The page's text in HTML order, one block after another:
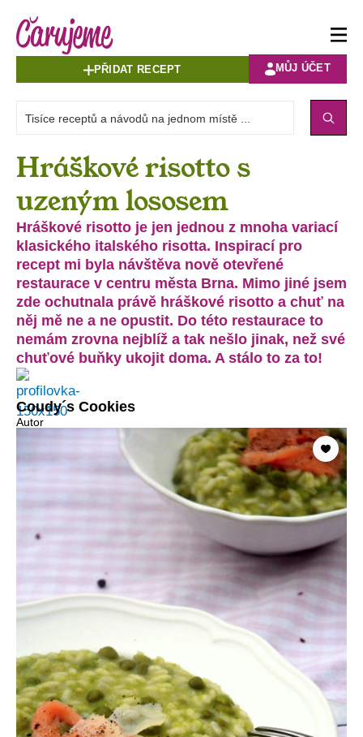
PŘIDAT RECEPT MŮJ ÚČET
Hráškové risotto s
uzeným lososem
Hráškové risotto je jen jednou z mnoha variací
klasického italského risotta. Inspirací pro
recept mi byla návštěva nově otevřené
restaurace v centru města Brna. Mimo jiné jsem
zde ochutnala právě hráškové risotto a chuť na
něj mě ne a ne opustit. Do této restaurace to
nemám zrovna nejblíž a tak nešlo jinak, než své
chuťové buňky ukojit doma. A stálo to za to!
Coudy´s Cookies
Autor